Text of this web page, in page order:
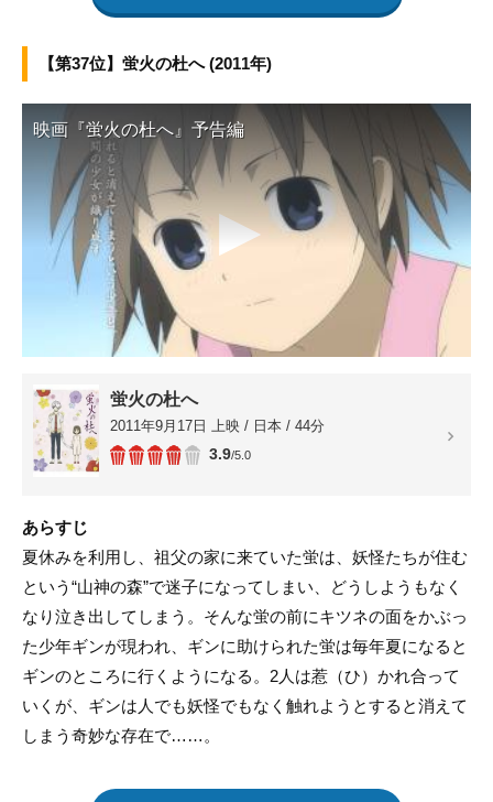
【第37位】蛍火の杜へ (2011年)
映画『蛍火の杜へ』予告編
▶
蛍火の杜へ
2011年9月17日 上映 / 日本 / 44分
3.9/5.0
あらすじ
夏休みを利用し、祖父の家に来ていた蛍は、妖怪たちが住む
という“山神の森”で迷子になってしまい、どうしようもなく
なり泣き出してしまう。そんな蛍の前にキツネの面をかぶっ
た少年ギンが現われ、ギンに助けられた蛍は毎年夏になると
ギンのところに行くようになる。2人は惹（ひ）かれ合って
いくが、ギンは人でも妖怪でもなく触れようとすると消えて
しまう奇妙な存在で……。